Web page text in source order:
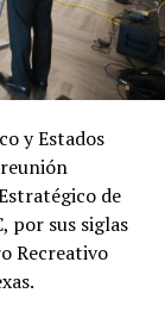
y Estados
de
por sus siglas
Recreativo